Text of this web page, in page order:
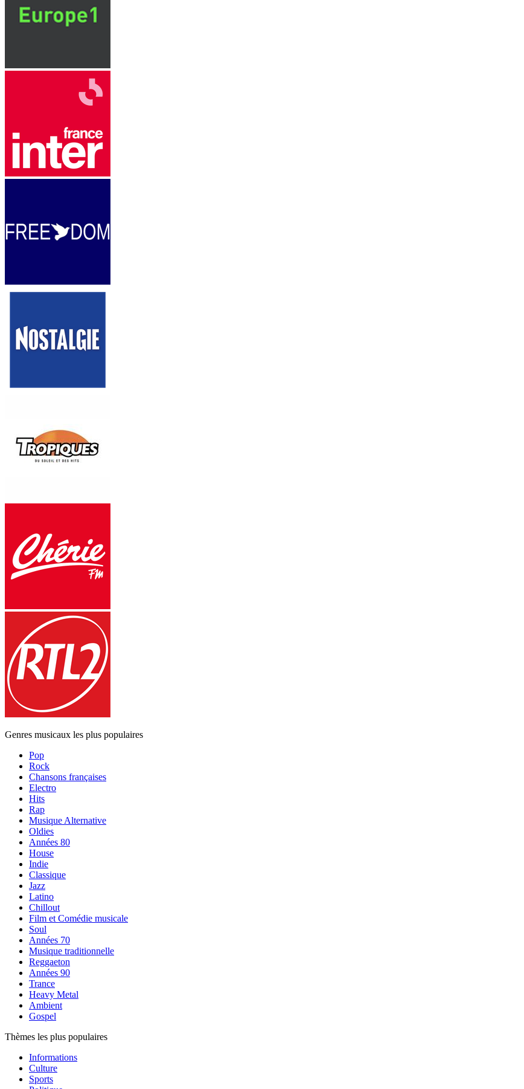
Genres musicaux les plus populaires
Pop
Rock
Chansons françaises
Electro
Hits
Rap
Musique Alternative
Oldies
Années 80
House
Indie
Classique
Jazz
Latino
Chillout
Film et Comédie musicale
Soul
Années 70
Musique traditionnelle
Reggaeton
Années 90
Trance
Heavy Metal
Ambient
Gospel
Thèmes les plus populaires
Informations
Culture
Sports